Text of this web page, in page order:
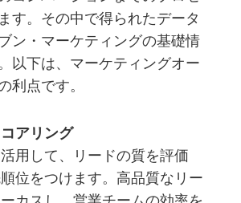
す。その中で得られたデータ
ン・マーケティングの基礎情
以下は、マーケティングオー
利点です。
アリング
用して、リードの質を評価
位をつけます。高品質なリー